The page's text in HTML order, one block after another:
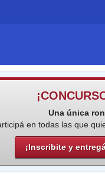
Una única
en todas las que
¡Inscribite y